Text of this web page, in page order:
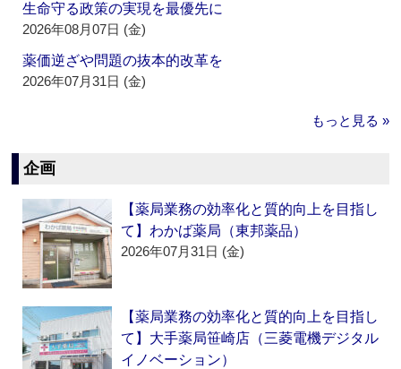
生命守る政策の実現を最優先に
2026年08月07日 (金)
薬価逆ざや問題の抜本的改革を
2026年07月31日 (金)
もっと見る »
企画
【薬局業務の効率化と質的向上を目指し
て】わかば薬局（東邦薬品）
2026年07月31日 (金)
【薬局業務の効率化と質的向上を目指し
て】大手薬局笹崎店（三菱電機デジタル
イノベーション）